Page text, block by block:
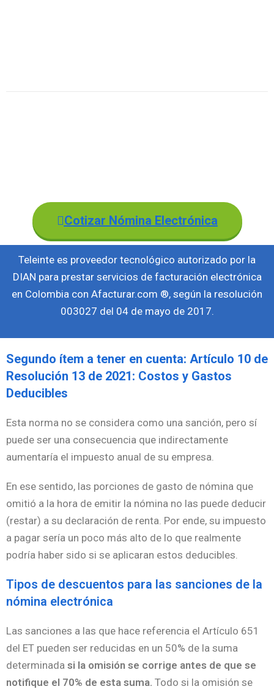
Cotizar Nómina Electrónica
Teleinte es proveedor tecnológico autorizado por la
DIAN para prestar servicios de facturación electrónica
en Colombia con Afacturar.com ®, según la resolución
003027 del 04 de mayo de 2017.
Segundo ítem a tener en cuenta: Artículo 10 de
Resolución 13 de 2021: Costos y Gastos
Deducibles
Esta norma no se considera como una sanción, pero sí
puede ser una consecuencia que indirectamente
aumentaría el impuesto anual de su empresa.
En ese sentido, las porciones de gasto de nómina que
omitió a la hora de emitir la nómina no las puede deducir
(restar) a su declaración de renta. Por ende, su impuesto
a pagar sería un poco más alto de lo que realmente
podría haber sido si se aplicaran estos deducibles.
Tipos de descuentos para las sanciones de la
nómina electrónica
Las sanciones a las que hace referencia el Artículo 651
del ET pueden ser reducidas en un 50% de la suma
determinada si la omisión se corrige antes de que se
notifique el 70% de esta suma. Todo si la omisión se